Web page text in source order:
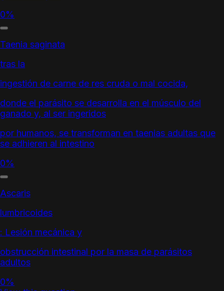
0%
Taenia saginata
tras la
ingestión de carne de res cruda o mal cocida,
donde el parásito se desarrolla en el músculo del
ganado y, al ser ingeridos
por humanos, se transforman en taenias adultas que
se adhieren al intestino
0%
Ascaris
lumbricoides
: Lesión mecánica y
obstrucción intestinal por la masa de parásitos
adultos
0%